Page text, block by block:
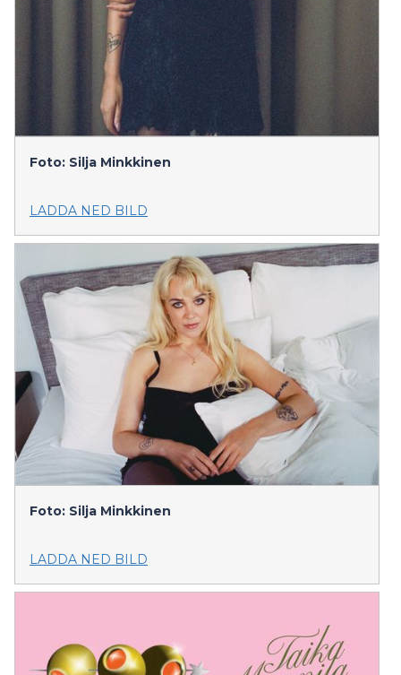
Foto: Silja Minkkinen
LADDA NED BILD
Foto: Silja Minkkinen
LADDA NED BILD